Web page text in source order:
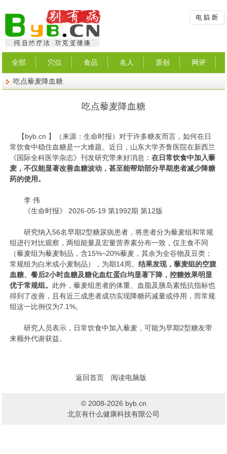
全部 穴位 食品 名人 原创 网评
吃点藜麦降血糖
吃点藜麦降血糖
【byb.cn 】（来源：生命时报） 对于许多糖友而言，如何在日
常饮食中稳住血糖是一大难题。近日，山东大学齐鲁医院在新西兰
《国际全科医学杂志》刊发研究带来好消息：在日常饮食中加入藜
麦，不仅能显著改善血糖波动，甚至能帮助部分早期患者减少降糖
药的使用。
李 伟
《生命时报》 2026-05-19 第1992期 第12版
研究纳入56名早期2型糖尿病患者，将患者分为藜麦组和常规
组进行对比观察，两组能量及宏量营养素分布一致，仅主食不同
（藜麦组为藜麦制品，含15%~20%藜麦，其余为全谷物及豆类；
常规组为白米或小麦制品），为期14周。结果发现，藜麦组的空腹
血糖、餐后2小时血糖及糖化血红蛋白均显著下降，控糖效果明显
优于常规组。 此外，藜麦组患者的体重、血脂及胰岛素抵抗指标也
得到了改善，且有近三成患者成功实现降糖药减量或停用，而常规
组这一比例仅为7.1%。
研究人员表示，日常饮食中加入藜麦，可能为早期2型糖友带
来额外代谢获益。
返回首页 阅读电脑版
© 2008-2026 byb.cn
北京有什么健康科技有限公司